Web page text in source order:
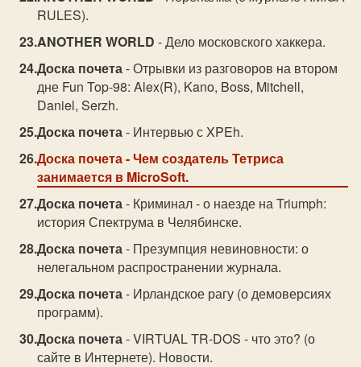
RULES).
ANOTHER WORLD - Дело московского хаккера.
Доска почета- Отрывки из разговоров на втором
дне Fun Top-98: Alex(R), Kano, Boss, Mitchell,
Daniel, Serzh.
Доска почета- Интервью с XPEh.
Доска почета- Чем создатель Тетриса
занимается в MicroSoft.
Доска почета- Криминал - о наезде на Triumph:
история Спектрума в Челябинске.
Доска почета- Презумпция невиновности: о
нелегальном распространении журнала.
Доска почета- Ирландское рагу (о демоверсиях
программ).
Доска почета- VIRTUAL TR-DOS - что это? (о
сайте в Интернете). Новости.